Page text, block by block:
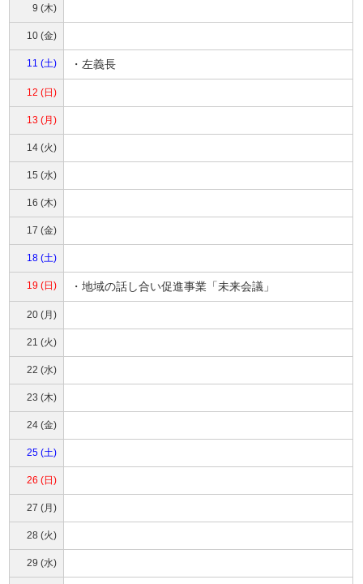
9 (木)
10 (金)
11 (土) ・左義長
12 (日)
13 (月)
14 (火)
15 (水)
16 (木)
17 (金)
18 (土)
19 (日) ・地域の話し合い促進事業「未来会議」
20 (月)
21 (火)
22 (水)
23 (木)
24 (金)
25 (土)
26 (日)
27 (月)
28 (火)
29 (水)